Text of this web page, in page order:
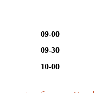
09-00
09-30
10-00